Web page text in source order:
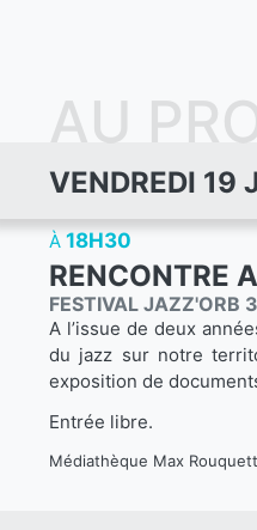
AU
VENDREDI 19
À 18H30
RENCONTRE
FESTIVAL JAZZ'ORB
A l’issue de deux
du jazz sur notre
exposition de
Entrée libre.
Médiathèque Max